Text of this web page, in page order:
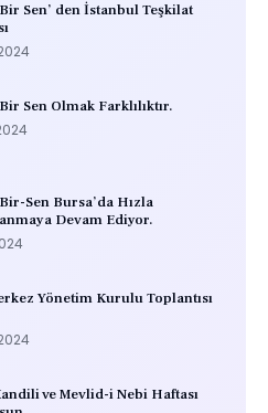
Sen’ den İstanbul Teşkilat
Sen Olmak Farklılıktır.
Sen Bursa’da Hızla
Devam Ediyor.
Yönetim Kurulu Toplantısı
ve Mevlid-i Nebi Haftası